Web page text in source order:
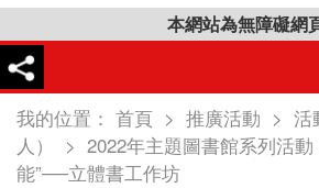
本網站為無障礙網
我的位置： 首頁 > 推廣活動 > 活
人）
> 2022年主題圖書館系列活
能”──立體書工作坊